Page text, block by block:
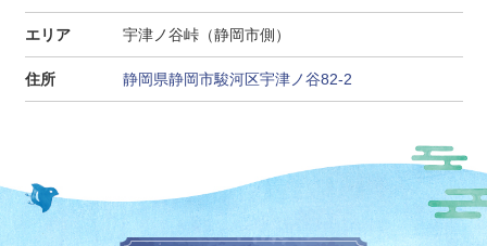
エリア 宇津ノ谷峠（静岡市側）
住所 静岡県静岡市駿河区宇津ノ谷82-2